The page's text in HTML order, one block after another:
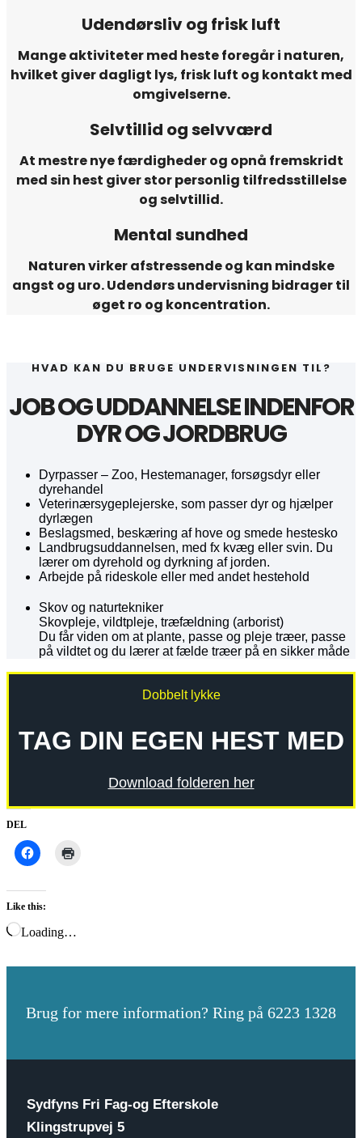
Udendørsliv og frisk luft
Mange aktiviteter med heste foregår i naturen,
hvilket giver dagligt lys, frisk luft og kontakt med
omgivelserne.
Selvtillid og selvværd
At mestre nye færdigheder og opnå fremskridt
med sin hest giver stor personlig tilfredsstillelse
og selvtillid.
Mental sundhed
Naturen virker afstressende og kan mindske
angst og uro. Udendørs undervisning bidrager til
øget ro og koncentration.
HVAD KAN DU BRUGE UNDERVISNINGEN TIL?
JOB OG UDDANNELSE INDENFOR
DYR OG JORDBRUG
Dyrpasser – Zoo, Hestemanager, forsøgsdyr eller
dyrehandel
Veterinærsygeplejerske, som passer dyr og hjælper
dyrlægen
Beslagsmed, beskæring af hove og smede hestesko
Landbrugsuddannelsen, med fx kvæg eller svin. Du
lærer om dyrehold og dyrkning af jorden.
Arbejde på rideskole eller med andet hestehold
Skov og naturtekniker
Skovpleje, vildtpleje, træfældning (arborist)
Du får viden om at plante, passe og pleje træer, passe
på vildtet og du lærer atfælde træer på en sikker måde
Dobbelt lykke
TAG DIN EGEN HEST MED
Download folderen her
DEL
Like this:
Loading…
Brug for mere information? Ring på 6223 1328
Sydfyns Fri Fag-og Efterskole
Klingstrupvej 5